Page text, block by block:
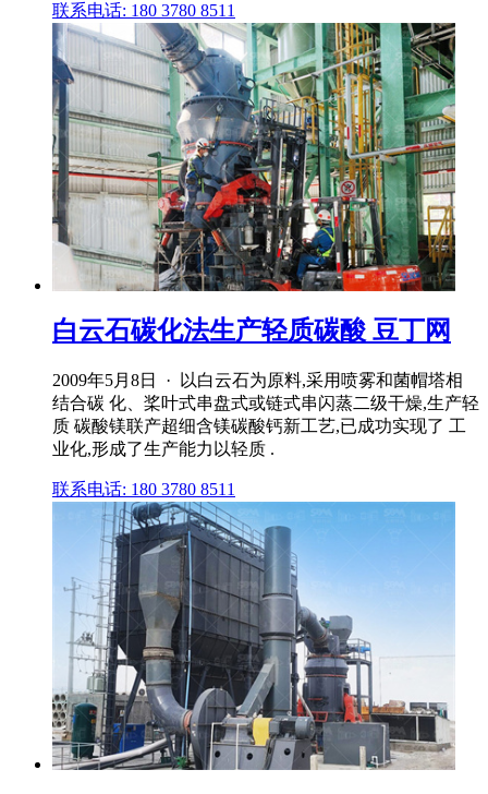
联系电话: 180 3780 8511
白云石碳化法生产轻质碳酸 豆丁网
2009年5月8日 · 以白云石为原料,采用喷雾和菌帽塔相
结合碳 化、桨叶式串盘式或链式串闪蒸二级干燥,生产轻
质 碳酸镁联产超细含镁碳酸钙新工艺,已成功实现了 工
业化,形成了生产能力以轻质 .
联系电话: 180 3780 8511